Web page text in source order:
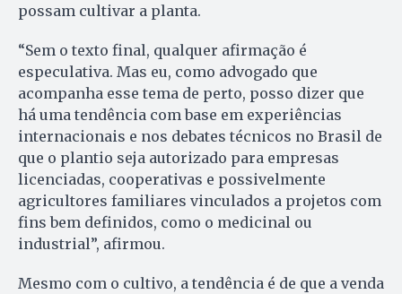
possam cultivar a planta.
“Sem o texto final, qualquer afirmação é
especulativa. Mas eu, como advogado que
acompanha esse tema de perto, posso dizer que
há uma tendência com base em experiências
internacionais e nos debates técnicos no Brasil de
que o plantio seja autorizado para empresas
licenciadas, cooperativas e possivelmente
agricultores familiares vinculados a projetos com
fins bem definidos, como o medicinal ou
industrial”, afirmou.
Mesmo com o cultivo, a tendência é de que a venda